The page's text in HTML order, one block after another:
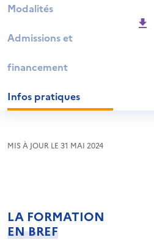
Modalités
Admissions et
financement
Infos pratiques
MIS À JOUR LE 31 MAI 2024
LA FORMATION
EN BREF